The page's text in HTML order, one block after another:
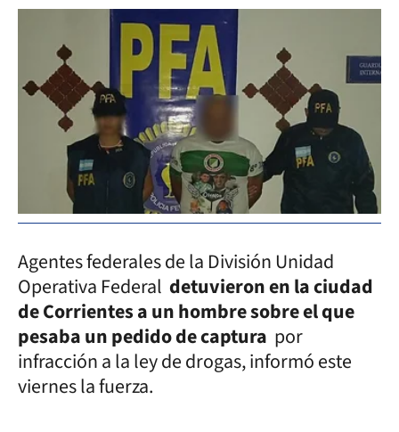
Agentes federales de la División Unidad
Operativa Federal detuvieron en la ciudad
de Corrientes a un hombre sobre el que
pesaba un pedido de captura por
infracción a la ley de drogas, informó este
viernes la fuerza.